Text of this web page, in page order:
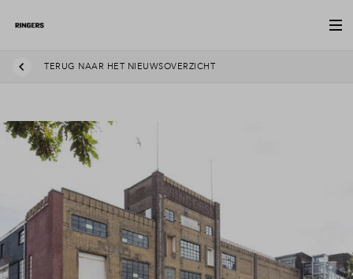
TERUG NAAR HET NIEUWSOVERZICHT